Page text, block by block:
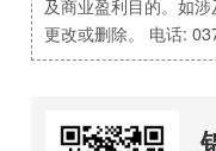
及商业盈利目的。如
更改或删除。 电话: